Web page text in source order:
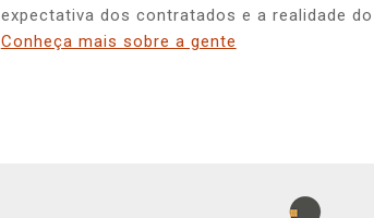
expectativa dos contratados e a realidade
Conheça mais sobre a gente